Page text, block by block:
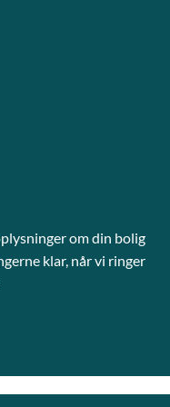
om din bolig
klar, når vi ringer